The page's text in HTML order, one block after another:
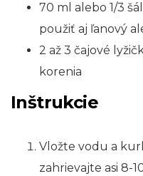
70 ml alebo 1/3
použiť aj ľanový
2 až 3 čajové
korenia
Inštrukcie
Vložte vodu a
zahrievajte asi 8-